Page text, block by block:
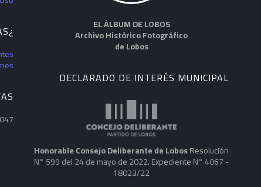
EL ÁLBUM DE LOBOS
Archivo Histórico Fotográfico
de Lobos
DECLARADO DE INTERÉS MUNICIPAL
Honorable Consejo Deliberante de LobosResolución
N° 599 del 24 de mayo de 2022. Expediente N° 4067 -
18023/22
¿DUDAS?